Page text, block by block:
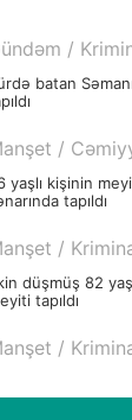
/
batan
/
yaşlı kişinin
tapıldı
/
düşmüş 82
tapıldı
/